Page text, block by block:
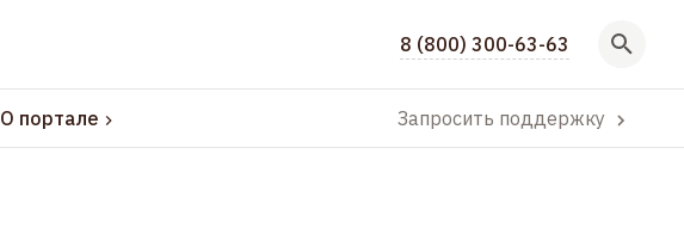
8 (800) 300-63-63
О портале Запросить поддержку